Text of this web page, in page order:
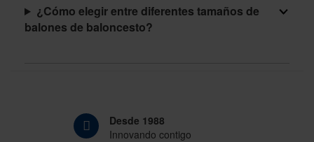
¿Cómo elegir entre diferentes tamaños de
balones de baloncesto?
Desde 1988
Innovando contigo